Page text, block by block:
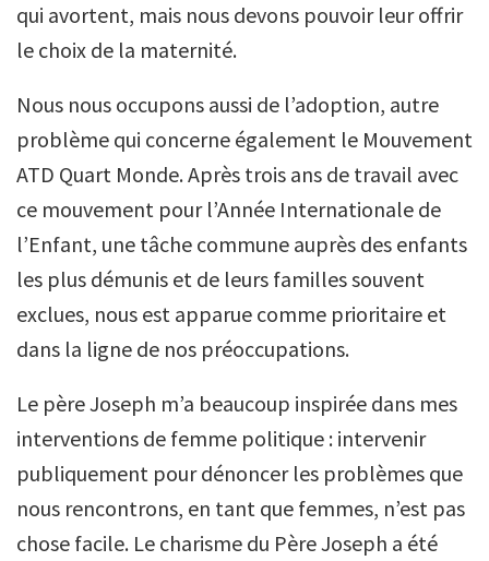
qui avortent, mais nous devons pouvoir leur offrir
le choix de la maternité.
Nous nous occupons aussi de l’adoption, autre
problème qui concerne également le Mouvement
ATD Quart Monde. Après trois ans de travail avec
ce mouvement pour l’Année Internationale de
l’Enfant, une tâche commune auprès des enfants
les plus démunis et de leurs familles souvent
exclues, nous est apparue comme prioritaire et
dans la ligne de nos préoccupations.
Le père Joseph m’a beaucoup inspirée dans mes
interventions de femme politique : intervenir
publiquement pour dénoncer les problèmes que
nous rencontrons, en tant que femmes, n’est pas
chose facile. Le charisme du Père Joseph a été